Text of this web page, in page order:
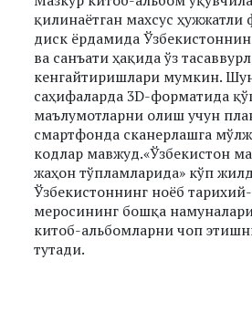
қилинаётган махсус ҳужжатли
диск ёрдамида
ва санъати ҳақида ўз
кенгайтиришлари мумкин.
саҳифаларда 3D-форматида
маълумотларни олиш учун
смартфонда сканерлашга
кодлар мавжуд.«Ўзбекистон
жаҳон тўпламларида» кўп
Ўзбекистоннинг ноёб
меросининг бошқа
китоб-альбомларни чоп
тутади.